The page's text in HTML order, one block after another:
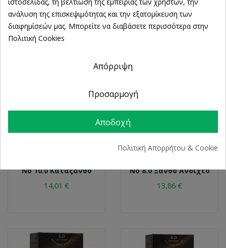
No 10.0 Κατάξανθο
14,01 €
Apivita My Color Elixir
No 8.0 Ξανθό Ανοιχτό
13,86 €
ανάλυση της επισκεψιμότητας και την εξατομίκευση των
διαφημίσεών μας. Μπορείτε να διαβάσετε περισσότερα στην
Πολιτική Cookies
Απόρριψη
Προσαρμογή
Αποδοχή
Πολιτική Απορρήτου & Cookie